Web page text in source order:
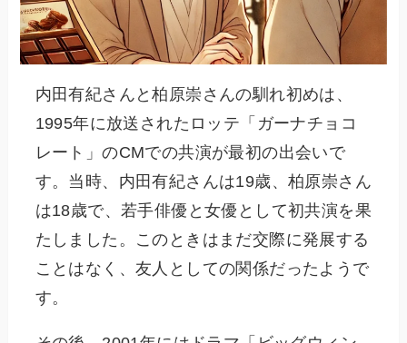
内田有紀さんと柏原崇さんの馴れ初めは、
1995年に放送されたロッテ「ガーナチョコ
レート」のCMでの共演が最初の出会いで
す。当時、内田有紀さんは19歳、柏原崇さん
は18歳で、若手俳優と女優として初共演を果
たしました。このときはまだ交際に発展する
ことはなく、友人としての関係だったようで
す。